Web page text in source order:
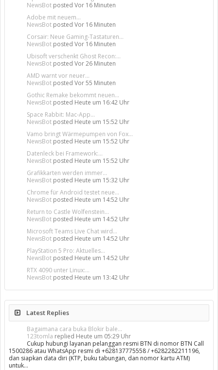
NewsBot posted Vor 16 Minuten
Adobe mit neuem...
NewsBot posted Vor 16 Minuten
Corsair: Neue Gaming-Tastaturen...
NewsBot posted Vor 16 Minuten
Ubisoft verschenkt Ghost Recon:...
NewsBot posted Vor 26 Minuten
AMD warnt vor neuer...
NewsBot posted Vor 55 Minuten
Gothic Remake bekommt neuen...
NewsBot posted Heute um 16:42 Uhr
Space Rabbit: Mac-App...
NewsBot posted Heute um 15:52 Uhr
Vamo bringt Wärmepumpen von Fox...
NewsBot posted Heute um 15:52 Uhr
Datenleck bei Framework:...
NewsBot posted Heute um 15:52 Uhr
Grafikkarten werden immer...
NewsBot posted Heute um 15:32 Uhr
Chrome für Android testet neue...
NewsBot posted Heute um 14:52 Uhr
Return to Castle Wolfenstein...
NewsBot posted Heute um 14:52 Uhr
Microsoft Teams Live Chat wird...
NewsBot posted Heute um 14:52 Uhr
PlayStation 5 Pro: Aktuelles...
NewsBot posted Heute um 14:52 Uhr
RTX 4090 unter Linux:...
NewsBot posted Heute um 13:42 Uhr
Latest Replies
Bagaimana cara buka Blokir bale...
123tomla replied Heute um 05:29 Uhr
Cukup hubungi layanan pelanggan resmi BTN di nomor BTN Call
1500286 atau WhatsApp resmi di +628137775558 / +6282282211196,
dan siapkan data diri (KTP, buku tabungan, dan nomor kartu ATM)
untuk…